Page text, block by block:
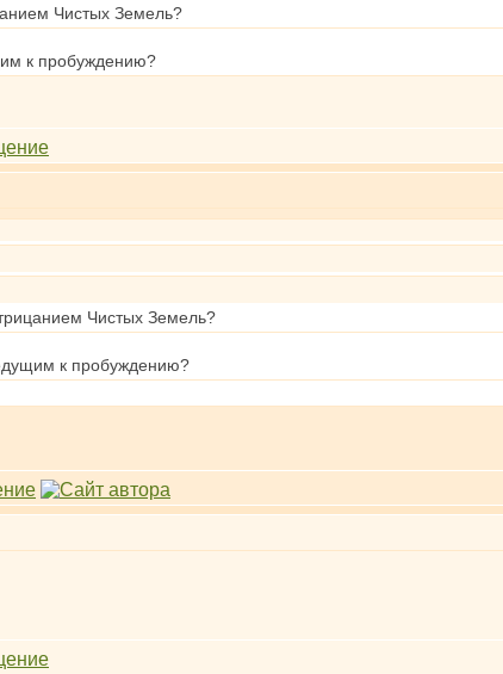
Чистых Земель?
к пробуждению?
Чистых Земель?
к пробуждению?